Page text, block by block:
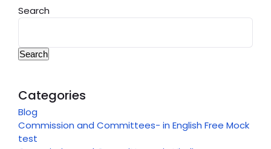
Search
Search
Categories
Blog
Commission and Committees- in English Free Mock
test